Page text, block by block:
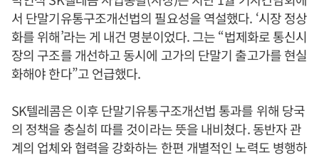
서 단말기유통구조개선법의 필요성을 역설했다. ‘시장 정상
화를 위해’라는 게 내건 명분이었다. 그는 “법제화로 통신시
장의 구조를 개선하고 동시에 고가의 단말기 출고가를 현실
화해야 한다”고 언급했다.
SK텔레콤은 이후 단말기유통구조개선법 통과를 위해 당국
의 정책을 충실히 따를 것이라는 뜻을 내비쳤다. 동반자 관
계의 업체와 협력을 강화하는 한편 개별적인 노력도 병행하